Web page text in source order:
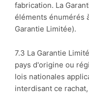
fabrication. La
éléments énumérés
Garantie Limitée).
7.3 La Garantie
pays d'origine ou
lois nationales
interdisant ce